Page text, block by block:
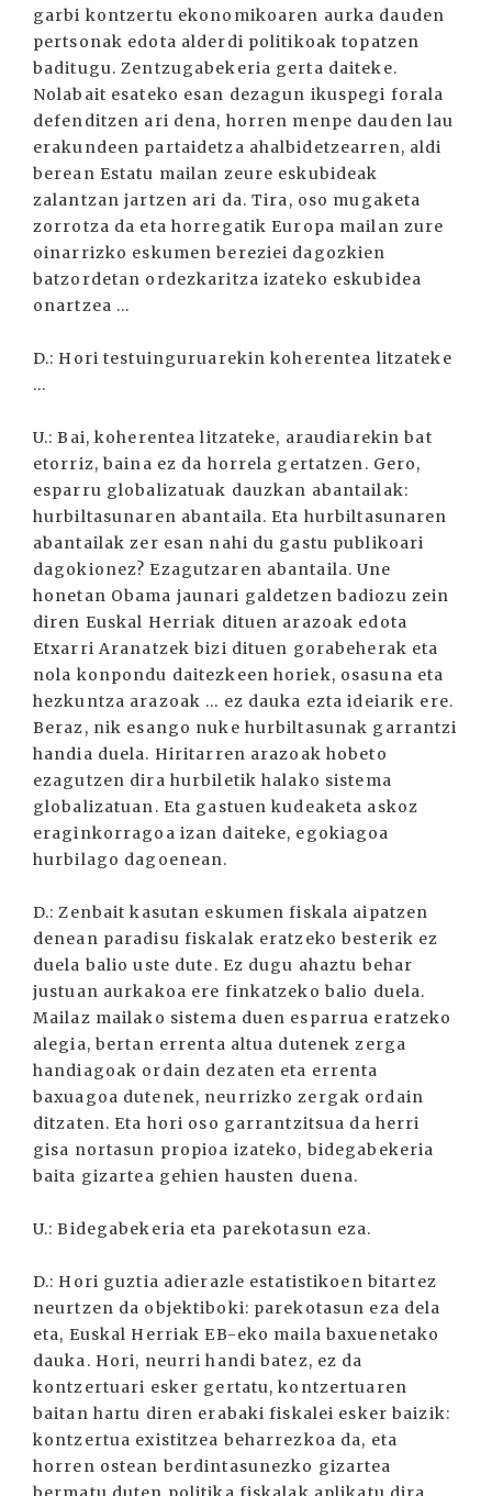
garbi kontzertu ekonomikoaren aurka dauden
pertsonak edota alderdi politikoak topatzen
baditugu. Zentzugabekeria gerta daiteke.
Nolabait esateko esan dezagun ikuspegi forala
defenditzen ari dena, horren menpe dauden lau
erakundeen partaidetza ahalbidetzearren, aldi
berean Estatu mailan zeure eskubideak
zalantzan jartzen ari da. Tira, oso mugaketa
zorrotza da eta horregatik Europa mailan zure
oinarrizko eskumen bereziei dagozkien
batzordetan ordezkaritza izateko eskubidea
onartzea ...
D.: Hori testuinguruarekin koherentea litzateke
...
U.: Bai, koherentea litzateke, araudiarekin bat
etorriz, baina ez da horrela gertatzen. Gero,
esparru globalizatuak dauzkan abantailak:
hurbiltasunaren abantaila. Eta hurbiltasunaren
abantailak zer esan nahi du gastu publikoari
dagokionez? Ezagutzaren abantaila. Une
honetan Obama jaunari galdetzen badiozu zein
diren Euskal Herriak dituen arazoak edota
Etxarri Aranatzek bizi dituen gorabeherak eta
nola konpondu daitezkeen horiek, osasuna eta
hezkuntza arazoak ... ez dauka ezta ideiarik ere.
Beraz, nik esango nuke hurbiltasunak garrantzi
handia duela. Hiritarren arazoak hobeto
ezagutzen dira hurbiletik halako sistema
globalizatuan. Eta gastuen kudeaketa askoz
eraginkorragoa izan daiteke, egokiagoa
hurbilago dagoenean.
D.: Zenbait kasutan eskumen fiskala aipatzen
denean paradisu fiskalak eratzeko besterik ez
duela balio uste dute. Ez dugu ahaztu behar
justuan aurkakoa ere finkatzeko balio duela.
Mailaz mailako sistema duen esparrua eratzeko
alegia, bertan errenta altua dutenek zerga
handiagoak ordain dezaten eta errenta
baxuagoa dutenek, neurrizko zergak ordain
ditzaten. Eta hori oso garrantzitsua da herri
gisa nortasun propioa izateko, bidegabekeria
baita gizartea gehien hausten duena.
U.: Bidegabekeria eta parekotasun eza.
D.: Hori guztia adierazle estatistikoen bitartez
neurtzen da objektiboki: parekotasun eza dela
eta, Euskal Herriak EB-eko maila baxuenetako
dauka. Hori, neurri handi batez, ez da
kontzertuari esker gertatu, kontzertuaren
baitan hartu diren erabaki fiskalei esker baizik:
kontzertua existitzea beharrezkoa da, eta
horren ostean berdintasunezko gizartea